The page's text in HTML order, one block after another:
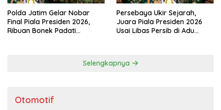
Polda Jatim Gelar Nobar
Final Piala Presiden 2026,
Ribuan Bonek Padati
Persebaya Ukir Sejarah,
Juara Piala Presiden 2026
Usai Libas Persib di Adu
Selengkapnya
Otomotif